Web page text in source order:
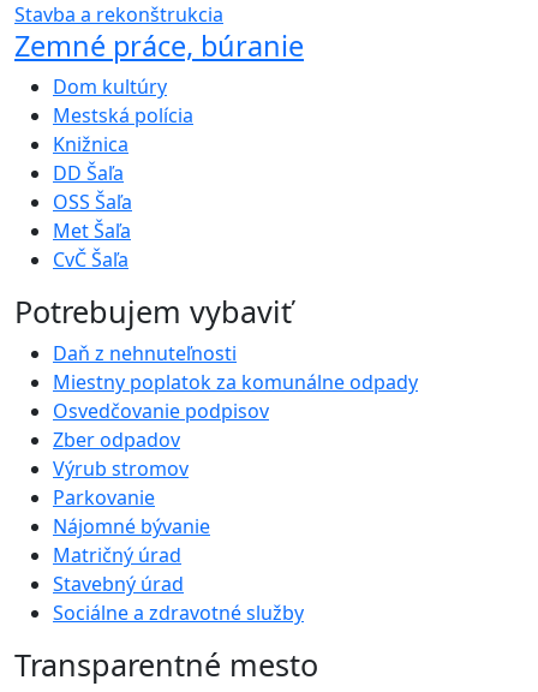
Stavba a rekonštrukcia
Zemné práce, búranie
Dom kultúry
Mestská polícia
Knižnica
DD Šaľa
OSS Šaľa
Met Šaľa
CvČ Šaľa
Potrebujem vybaviť
Daň z nehnuteľnosti
Miestny poplatok za komunálne odpady
Osvedčovanie podpisov
Zber odpadov
Výrub stromov
Parkovanie
Nájomné bývanie
Matričný úrad
Stavebný úrad
Sociálne a zdravotné služby
Transparentné mesto